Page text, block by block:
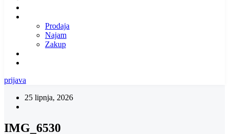
Prodaja
Najam
Zakup
prijava
25 lipnja, 2026
IMG_6530